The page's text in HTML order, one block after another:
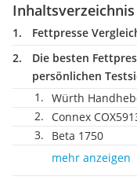
Inhaltsverzeichnis
Fettpresse
Die besten
persönlichen
Würth
Connex
Beta 1750
mehr anzeigen